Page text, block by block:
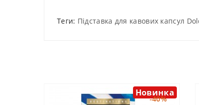
Теги: Підставка для кавових капсул
-40%
Новинка